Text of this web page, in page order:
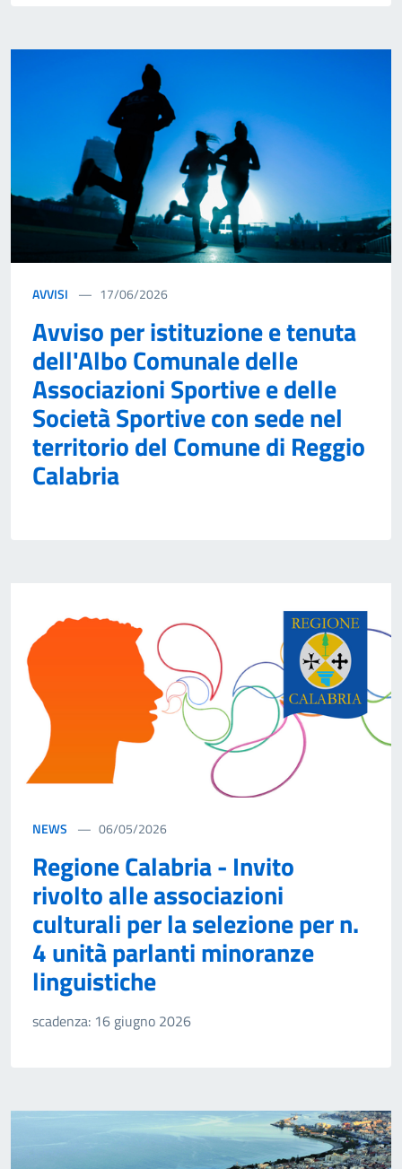
AVVISI 17/06/2026
Avviso per istituzione e tenuta
dell'Albo Comunale delle
Associazioni Sportive e delle
Società Sportive con sede nel
territorio del Comune di Reggio
Calabria
NEWS 06/05/2026
Regione Calabria - Invito
rivolto alle associazioni
culturali per la selezione per n.
4 unità parlanti minoranze
linguistiche
scadenza: 16 giugno 2026